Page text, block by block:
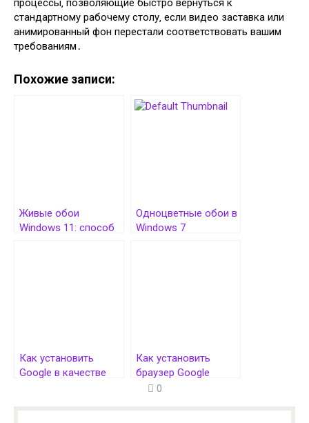
процессы‚ позволяющие быстро вернуться к
стандартному рабочему столу‚ если видео заставка или
анимированный фон перестали соответствовать вашим
требованиям․
Похожие записи:
Живые обои
Windows 11: способ
Одноцветные обои в
Windows 7
Как установить
Google в качестве
Как установить
браузер Google
Chrome
0